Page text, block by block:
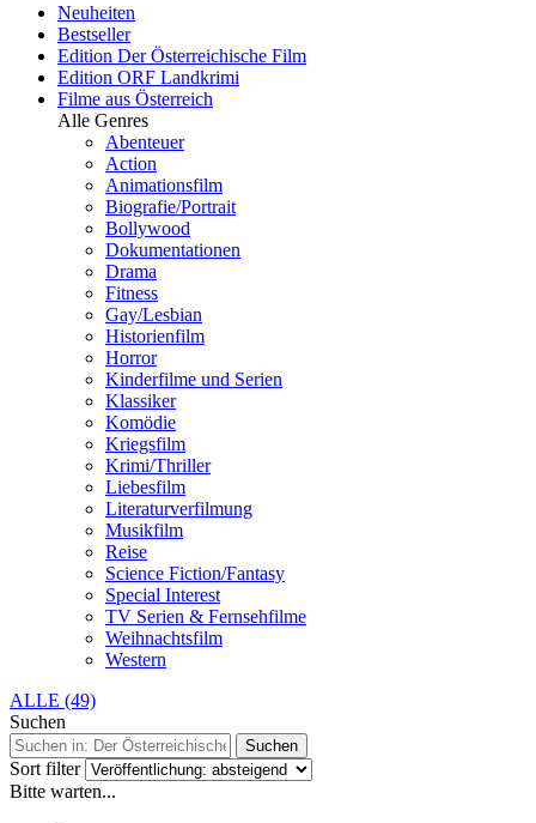
Neuheiten
Bestseller
Edition Der Österreichische Film
Edition ORF Landkrimi
Filme aus Österreich
Alle Genres
Abenteuer
Action
Animationsfilm
Biografie/Portrait
Bollywood
Dokumentationen
Drama
Fitness
Gay/Lesbian
Historienfilm
Horror
Kinderfilme und Serien
Klassiker
Komödie
Kriegsfilm
Krimi/Thriller
Liebesfilm
Literaturverfilmung
Musikfilm
Reise
Science Fiction/Fantasy
Special Interest
TV Serien & Fernsehfilme
Weihnachtsfilm
Western
ALLE (49)
Suchen
Suchen
Sort filter
Bitte warten...